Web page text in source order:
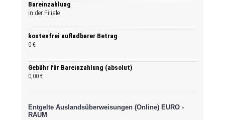
Bareinzahlung
in der Filiale
kostenfrei aufladbarer Betrag
0 €
Gebühr für Bareinzahlung (absolut)
0,00 €
Entgelte Auslandsüberweisungen (Online) EURO -
RAUM